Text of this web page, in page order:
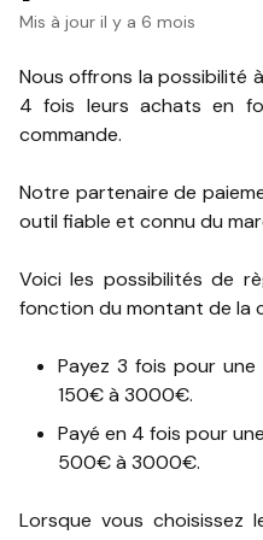
Mis à jour il y a 6 mois
Nous offrons la possibilité
4 fois leurs achats en
commande.
Notre partenaire de
outil fiable et connu du
Voici les possibilités de
fonction du montant de la
Payez 3 fois pour
150€ à 3000€.
Payé en 4 fois pour
500€ à 3000€.
Lorsque vous choisissez